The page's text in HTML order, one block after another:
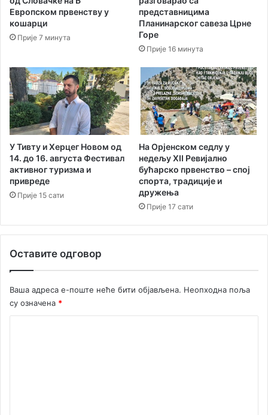
о
г
н
р
а
ц
и
ј
е
у
ш
к
о
л
д
в
р
и
р
б
о
љ
е
е
к
и
п
е
у
д
а
и
Европском првенству у
кошарци
Прије 7 минута
представницима
Планинарског савеза Црне
Горе
Прије 16 минута
У Тивту и Херцег Новом од
14. до 16. августа Фестивал
активног туризма и
привреде
Прије 15 сати
На Орјенском седлу у
нед‌ељу XII Ревијално
бућарско првенство – спој
спорта, традиције и
дружења
Прије 17 сати
Оставите одговор
Ваша адреса е-поште неће бити објављена. Неопходна поља
су означена *